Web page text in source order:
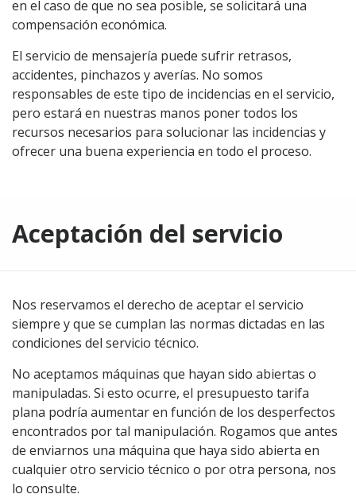
en el caso de que no sea posible, se solicitará una
compensación económica.
El servicio de mensajería puede sufrir retrasos,
accidentes, pinchazos y averías. No somos
responsables de este tipo de incidencias en el servicio,
pero estará en nuestras manos poner todos los
recursos necesarios para solucionar las incidencias y
ofrecer una buena experiencia en todo el proceso.
Aceptación del servicio
Nos reservamos el derecho de aceptar el servicio
siempre y que se cumplan las normas dictadas en las
condiciones del servicio técnico.
No aceptamos máquinas que hayan sido abiertas o
manipuladas. Si esto ocurre, el presupuesto tarifa
plana podría aumentar en función de los desperfectos
encontrados por tal manipulación. Rogamos que antes
de enviarnos una máquina que haya sido abierta en
cualquier otro servicio técnico o por otra persona, nos
lo consulte.